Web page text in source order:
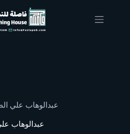
عبدالوهاب علي
عبدالوهاب